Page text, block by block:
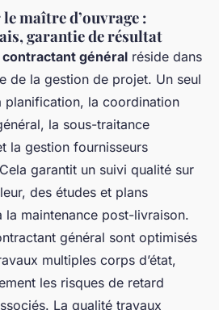
maître d’ouvrage :
garantie de résultat
contractant général réside dans
de la gestion de projet. Un seul
planification, la coordination
la sous-traitance
la gestion fournisseurs
garantit un suivi qualité sur
des études et plans
la maintenance post-livraison.
général sont optimisés
multiples corps d’état,
les risques de retard
La qualité travaux